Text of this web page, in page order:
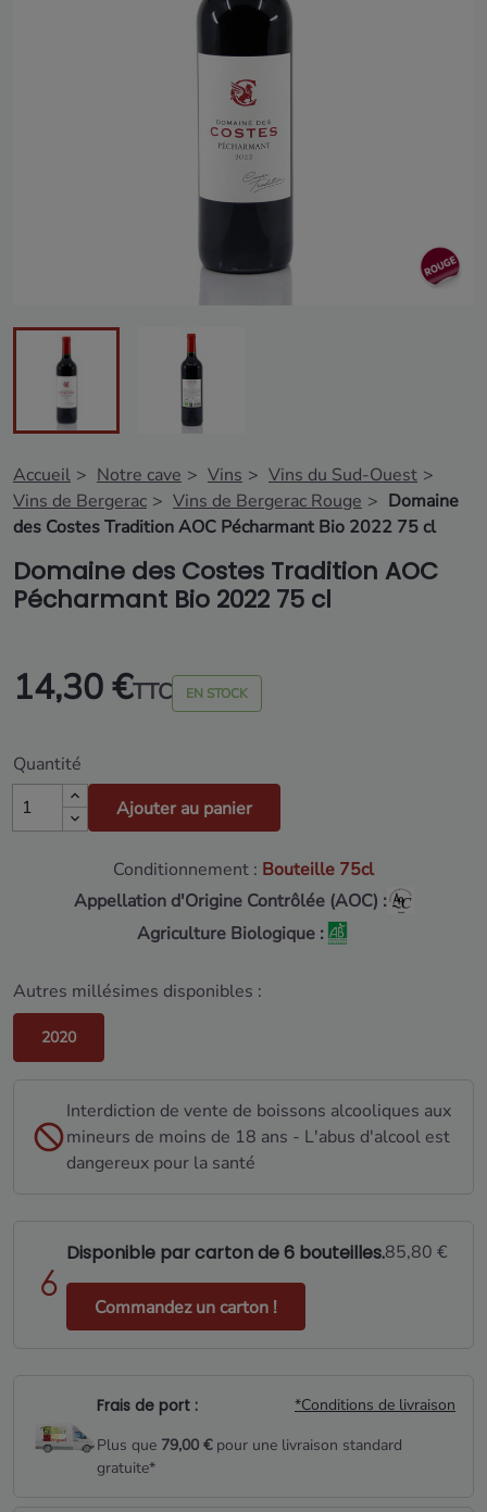
Accueil Notre cave Vins
Vins du Sud-Ouest
Vins de Bergerac
Vins de Bergerac Rouge
Domaine
des Costes Tradition AOC Pécharmant Bio 2022 75 cl
Domaine des Costes Tradition AOC
Pécharmant Bio 2022 75 cl
14,30 €TTC EN STOCK
Quantité
Ajouter au panier
Conditionnement : Bouteille 75cl
Appellation d'Origine Contrôlée (AOC) :
Agriculture Biologique :
Autres millésimes disponibles :
2020
Interdiction de vente de boissons alcooliques aux
mineurs de moins de 18 ans - L'abus d'alcool est
dangereux pour la santé
Disponible par carton de 6 bouteilles.85,80 €
Commandez un carton !
Frais de port :
*Conditions de livraison
Plus que 79,00 €pour une livraison standard
gratuite*